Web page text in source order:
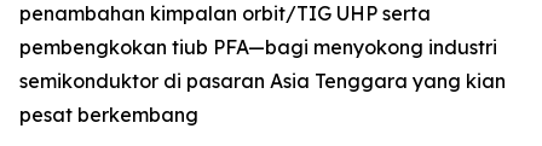
penambahan kimpalan orbit/TIG UHP serta
pembengkokan tiub PFA—bagi menyokong industri
semikonduktor di pasaran Asia Tenggara yang kian
pesat berkembang